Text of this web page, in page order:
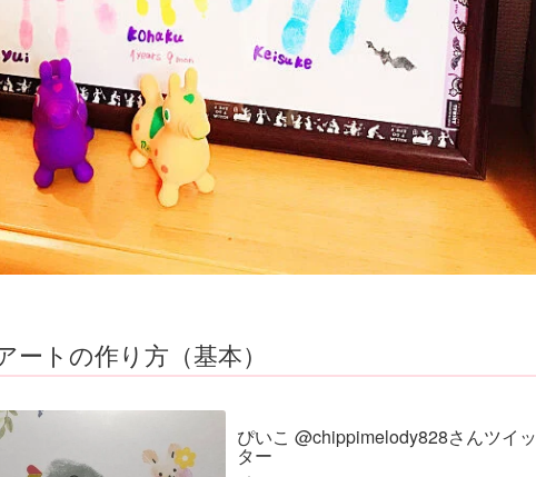
ートの作り方（基本）
ぴいこ @chippimelody828さんツイッ
ター